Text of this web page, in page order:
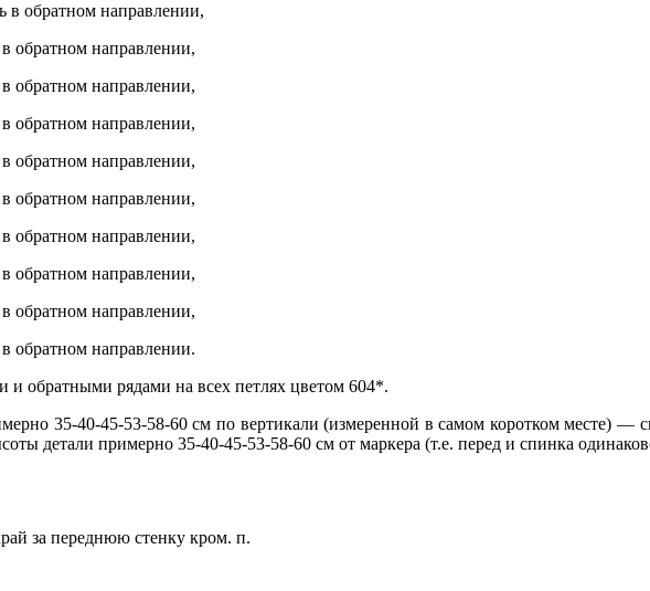
в обратном направлении,
в обратном направлении,
в обратном направлении,
в обратном направлении,
в обратном направлении,
в обратном направлении,
в обратном направлении,
в обратном направлении,
в обратном направлении,
в обратном направлении.
и обратными рядами на всех петлях цветом 604*.
35-40-45-53-58-60 см по вертикали (измеренной в самом коротком месте) —
детали примерно 35-40-45-53-58-60 см от маркера (т.е. перед и спинка
за переднюю стенку кром. п.